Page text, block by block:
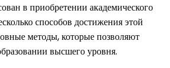
в приобретении академического
способов достижения этой
методы, которые позволяют
высшего уровня.